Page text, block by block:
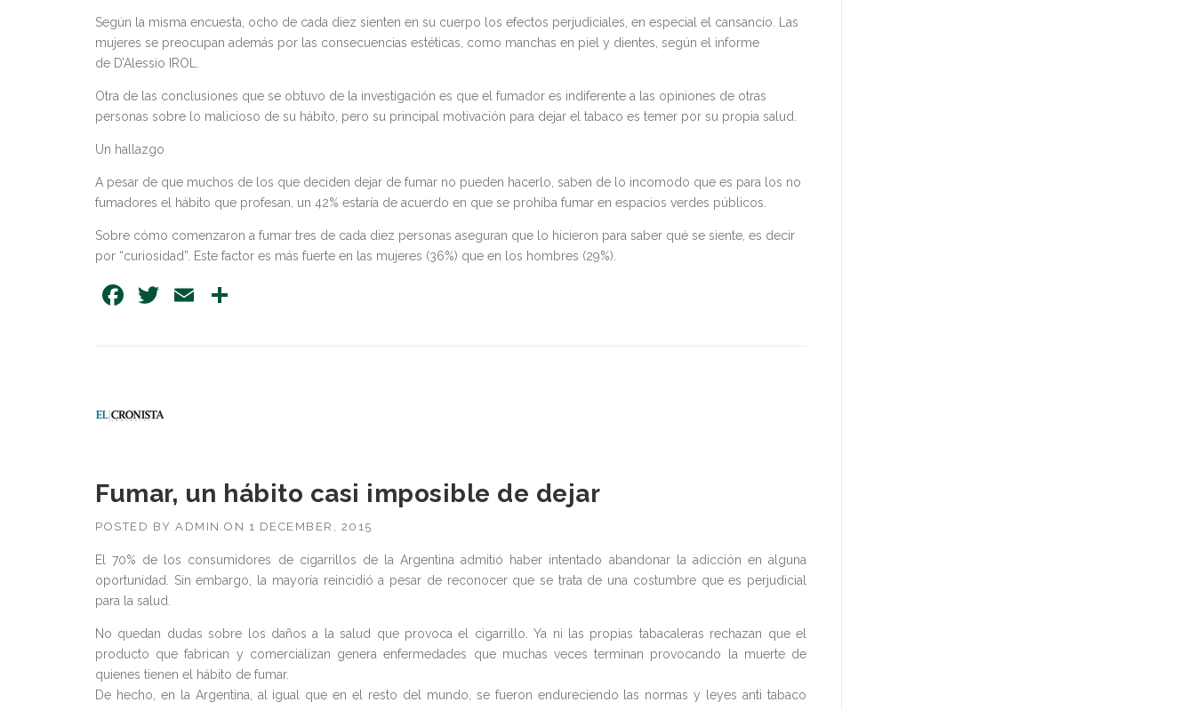
Según la misma encuesta, ocho de cada diez sienten en su cuerpo los efectos perjudiciales, en especial el cansancio. Las
mujeres se preocupan además por las consecuencias estéticas, como manchas en piel y dientes, según el informe
de D’Alessio IROL.
Otra de las conclusiones que se obtuvo de la investigación es que el fumador es indiferente a las opiniones de otras
personas sobre lo malicioso de su hábito, pero su principal motivación para dejar el tabaco es temer por su propia salud.
Un hallazgo
A pesar de que muchos de los que deciden dejar de fumar no pueden hacerlo, saben de lo incomodo que es para los no
fumadores el hábito que profesan, un 42% estaría de acuerdo en que se prohíba fumar en espacios verdes públicos.
Sobre cómo comenzaron a fumar tres de cada diez personas aseguran que lo hicieron para saber qué se siente, es decir
por “curiosidad”. Este factor es más fuerte en las mujeres (36%) que en los hombres (29%).
Facebook
Twitter
Email
Fumar, un hábito casi imposible de dejar
POSTED BY ADMIN ON 1 DECEMBER, 2015
El 70% de los consumidores de cigarrillos de la Argentina admitió haber intentado abandonar la adicción en alguna
oportunidad. Sin embargo, la mayoría reincidió a pesar de reconocer que se trata de una costumbre que es perjudicial
para la salud.
No quedan dudas sobre los daños a la salud que provoca el cigarrillo. Ya ni las propias tabacaleras rechazan que el
producto que fabrican y comercializan genera enfermedades que muchas veces terminan provocando la muerte de
quienes tienen el hábito de fumar.
De hecho, en la Argentina, al igual que en el resto del mundo, se fueron endureciendo las normas y leyes anti tabaco